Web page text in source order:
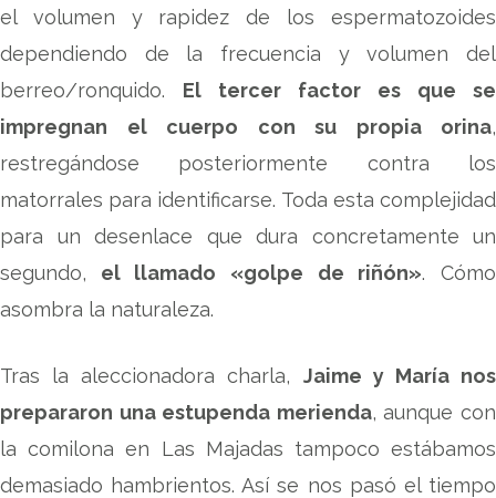
el volumen y rapidez de los espermatozoides
dependiendo de la frecuencia y volumen del
berreo/ronquido. El tercer factor es que se
impregnan el cuerpo con su propia orina,
restregándose posteriormente contra los
matorrales para identificarse. Toda esta complejidad
para un desenlace que dura concretamente un
segundo, el llamado «golpe de riñón». Cómo
asombra la naturaleza.
Tras la aleccionadora charla, Jaime y María nos
prepararon una estupenda merienda, aunque con
la comilona en Las Majadas tampoco estábamos
demasiado hambrientos. Así se nos pasó el tiempo